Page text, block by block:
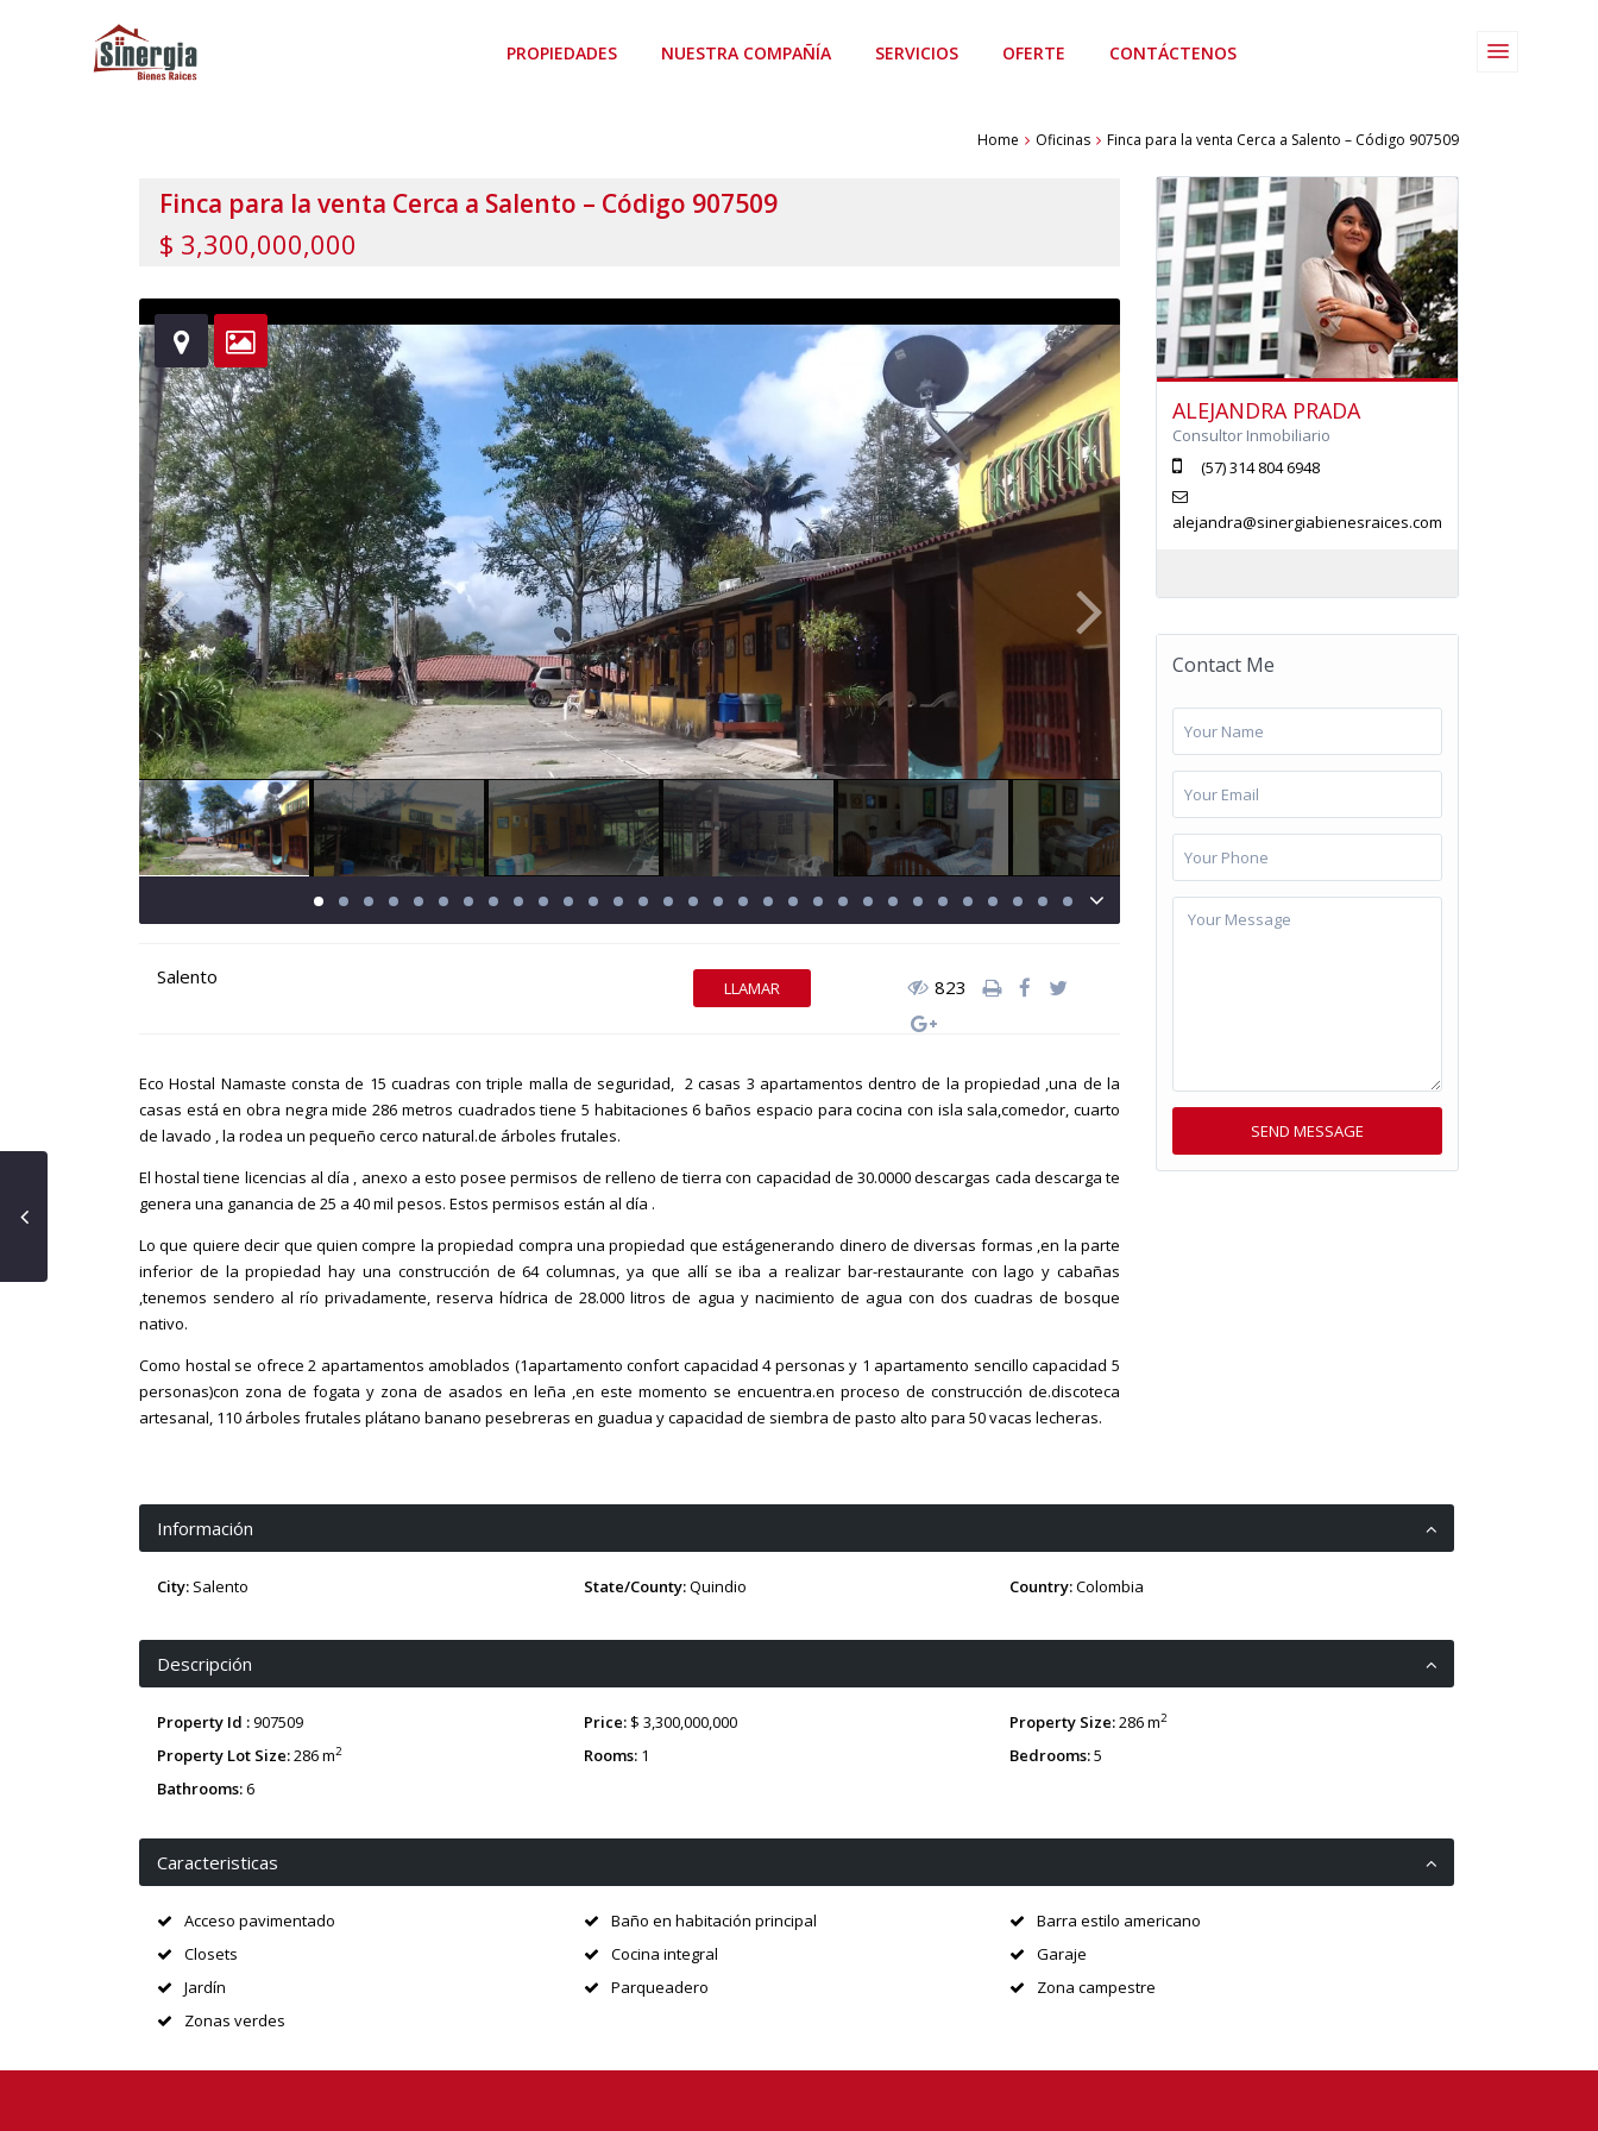
PROPIEDADES NUESTRA COMPAÑÍA SERVICIOS OFERTE CONTÁCTENOS
Home Oficinas Finca para la venta Cerca a Salento – Código 907509
Finca para la venta Cerca a Salento – Código 907509
$ 3,300,000,000
hereherehereherehereherehereherehereherehereherehereherehereherehereherehereherehereherehereherehereherehereherehereherehere
Salento LLAMAR 823
Eco Hostal Namaste consta de 15 cuadras con triple malla de seguridad, 2 casas 3 apartamentos dentro de la propiedad ,una de la
casas está en obra negra mide 286 metros cuadrados tiene 5 habitaciones 6 baños espacio para cocina con isla sala,comedor, cuarto
de lavado , la rodea un pequeño cerco natural.de árboles frutales.
El hostal tiene licencias al día , anexo a esto posee permisos de relleno de tierra con capacidad de 30.0000 descargas cada descarga te
genera una ganancia de 25 a 40 mil pesos. Estos permisos están al día .
Lo que quiere decir que quien compre la propiedad compra una propiedad que estágenerando dinero de diversas formas ,en la parte
inferior de la propiedad hay una construcción de 64 columnas, ya que allí se iba a realizar bar-restaurante con lago y cabañas
,tenemos sendero al río privadamente, reserva hídrica de 28.000 litros de agua y nacimiento de agua con dos cuadras de bosque
nativo.
Como hostal se ofrece 2 apartamentos amoblados (1apartamento confort capacidad 4 personas y 1 apartamento sencillo capacidad 5
personas)con zona de fogata y zona de asados en leña ,en este momento se encuentra.en proceso de construcción de.discoteca
artesanal, 110 árboles frutales plátano banano pesebreras en guadua y capacidad de siembra de pasto alto para 50 vacas lecheras.
Información
City: Salento State/County:Quindio Country:Colombia
Descripción
Property Id :907509 Price: $ 3,300,000,000 Property Size:286 m2
Property Lot Size:286 m2 Rooms:1 Bedrooms:5
Bathrooms:6
Caracteristicas
Acceso pavimentado Baño en habitación principal
Barra estilo americano
Closets
Cocina integral
Garaje
Jardín
Parqueadero
Zona campestre
Zonas verdes
ALEJANDRA PRADA
Consultor Inmobiliario
(57) 314 804 6948
alejandra@sinergiabienesraices.com
Contact Me